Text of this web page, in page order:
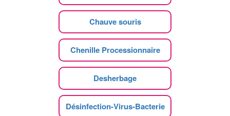
Chauve souris
Chenille Processionnaire
Desherbage
Désinfection-Virus-Bacterie